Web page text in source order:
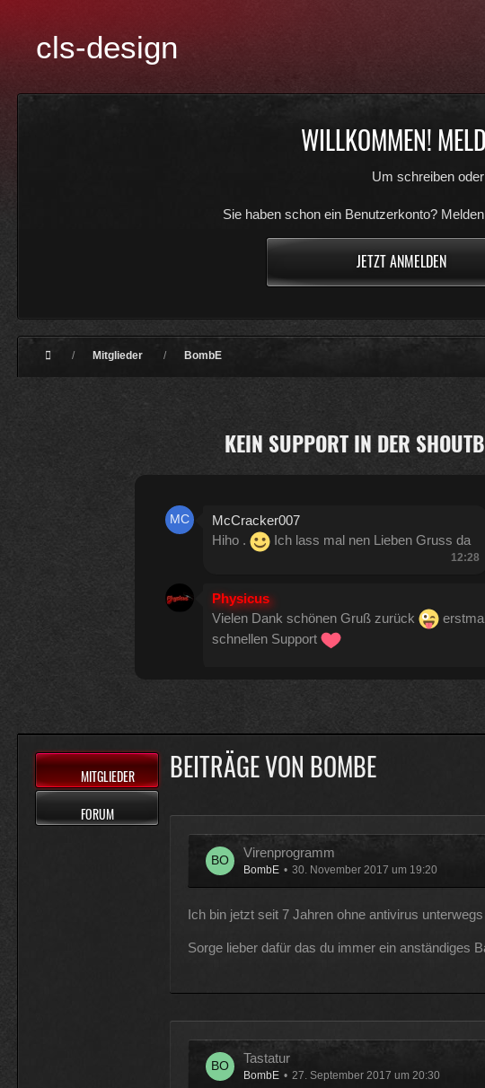
cls-design
WILLKOMMEN!
Um schreiben
Sie haben schon ein Benutzerkonto?
JETZT ANMELDEN
Mitglieder BombE
KEIN SUPPORT IN DER
McCracker007
Hiho .
Ich lass mal nen Lieben Gruss da
12:28
Physicus
Vielen Dank schönen Gruß zurück
schnellen Support
13:47
McCracker007
Muss 50 für einige Plugins haben und
Physicus
Ja bei mir sind es 130 € für Woltlab und
ätzend, wie schnell alles einem aus der
Ja das ist echt wild. Vor allem wenn man
MITGLIEDER
FORUM
BEITRÄGE VON BOMBE
Virenprogramm
BombE 30. November 2017 um 19:20
Ich bin jetzt seit 7 Jahren ohne antivirus
Sorge lieber dafür das du immer ein anständiges
Tastatur
BombE 27. September 2017 um 20:30